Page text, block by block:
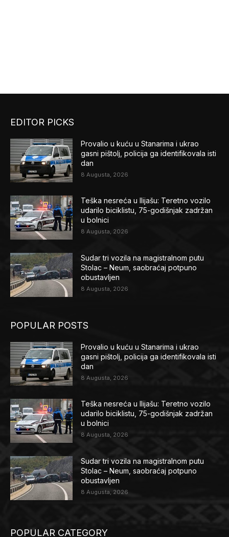
EDITOR PICKS
Provalio u kuću u Stanarima i ukrao
gasni pištolj, policija ga identifikovala isti
dan
8 Augusta, 2026
Teška nesreća u Ilijašu: Teretno vozilo
udarilo biciklistu, 75-godišnjak zadržan
u bolnici
8 Augusta, 2026
Sudar tri vozila na magistralnom putu
Stolac – Neum, saobraćaj potpuno
obustavljen
8 Augusta, 2026
POPULAR POSTS
Provalio u kuću u Stanarima i ukrao
gasni pištolj, policija ga identifikovala isti
dan
8 Augusta, 2026
Teška nesreća u Ilijašu: Teretno vozilo
udarilo biciklistu, 75-godišnjak zadržan
u bolnici
8 Augusta, 2026
Sudar tri vozila na magistralnom putu
Stolac – Neum, saobraćaj potpuno
obustavljen
8 Augusta, 2026
POPULAR CATEGORY